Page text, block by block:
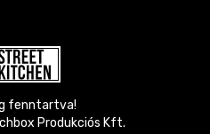
fenntartva!
Produkciós Kft.